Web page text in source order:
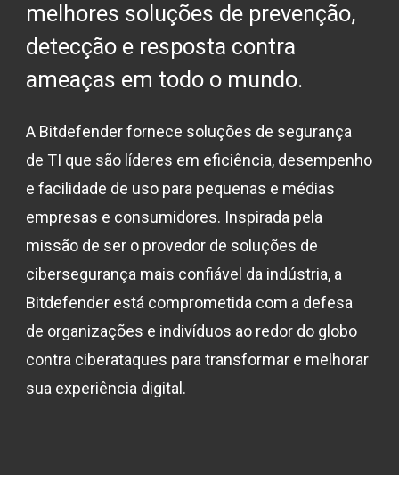
melhores soluções de prevenção,
detecção e resposta contra
ameaças em todo o mundo.
A Bitdefender fornece soluções de segurança
de TI que são líderes em eficiência, desempenho
e facilidade de uso para pequenas e médias
empresas e consumidores. Inspirada pela
missão de ser o provedor de soluções de
cibersegurança mais confiável da indústria, a
Bitdefender está comprometida com a defesa
de organizações e indivíduos ao redor do globo
contra ciberataques para transformar e melhorar
sua experiência digital.